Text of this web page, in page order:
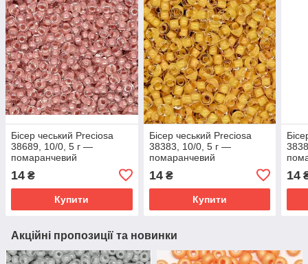
Бісер чеський Preciosa
38689, 10/0, 5 г —
помаранчевий
14 ₴
Купити
Бісер чеський Preciosa
38383, 10/0, 5 г —
помаранчевий
14₴
Купити
14
Акційні пропозиції та новинки